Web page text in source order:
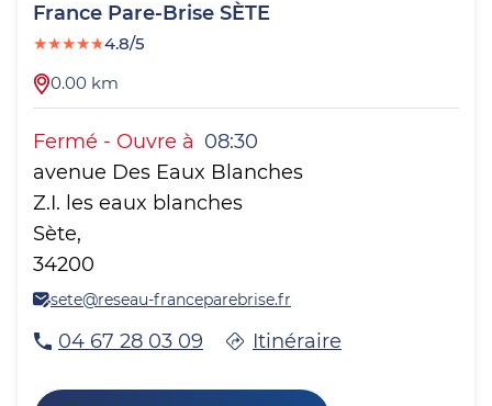
France Pare-Brise SÈTE
★★★★★4.8/5
0.00 km
Fermé - Ouvre à 08:30
avenue Des Eaux Blanches
Z.I. les eaux blanches
Sète,
34200
sete@reseau-franceparebrise.fr
04 67 28 03 09 Itinéraire